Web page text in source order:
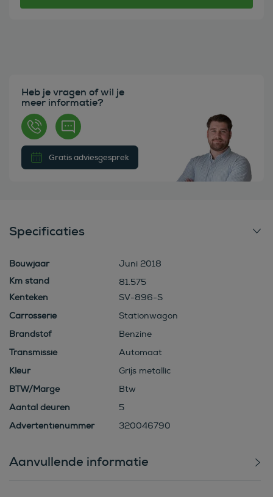
Heb je vragen of wil je
meer informatie?
Gratis adviesgesprek
Specificaties
Bouwjaar
Juni 2018
81.575
Kenteken
SV-896-S
Carrosserie
Stationwagon
Brandstof
Benzine
Transmissie
Automaat
Kleur
Grijs metallic
BTW/Marge
Btw
Aantal deuren
5
Advertentienummer
320046790
Aanvullende informatie